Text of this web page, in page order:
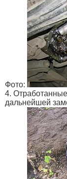
Фото:
4.
дальнейшей